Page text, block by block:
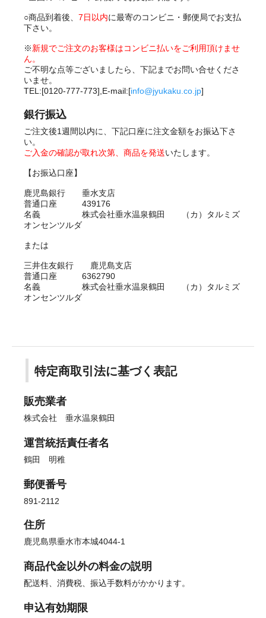
○商品到着後、 7日以内に最寄のコンビニ・郵便局でお支払
下さい。
※新規でご注文のお客様はコンビニ払いをご利用頂けませ
ん。
ご不明な点等ございましたら、下記までお問い合せくださ
いませ。
TEL:[0120-777-773],E-mail:[info@jyukaku.co.jp]
銀行振込
ご注文後1週間以内に、下記口座に注文金額をお振込下さ
い。
ご入金の確認が取れ次第、商品を発送いたします。
【お振込口座】
鹿児島銀行 垂水支店
普通口座 439176
名義 株式会社垂水温泉鶴田 （カ）タルミズ
オンセンツルダ
または
三井住友銀行 鹿児島支店
普通口座 6362790
名義 株式会社垂水温泉鶴田 （カ）タルミズ
オンセンツルダ
特定商取引法に基づく表記
販売業者
株式会社 垂水温泉鶴田
運営統括責任者名
鶴田 明稚
郵便番号
891-2112
住所
鹿児島県垂水市本城4044-1
商品代金以外の料金の説明
配送料、消費税、振込手数料がかかります。
申込有効期限